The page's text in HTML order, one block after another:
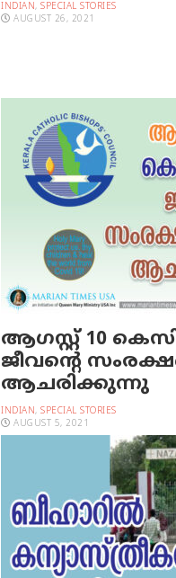
INDIAN, SPECIAL STORIES
AUGUST 26, 2021
ആഗസ്റ്റ് 10
ജീവന്റെ
ആചരിക്കുന്നു
INDIAN, SPECIAL STORIES
AUGUST 5, 2021